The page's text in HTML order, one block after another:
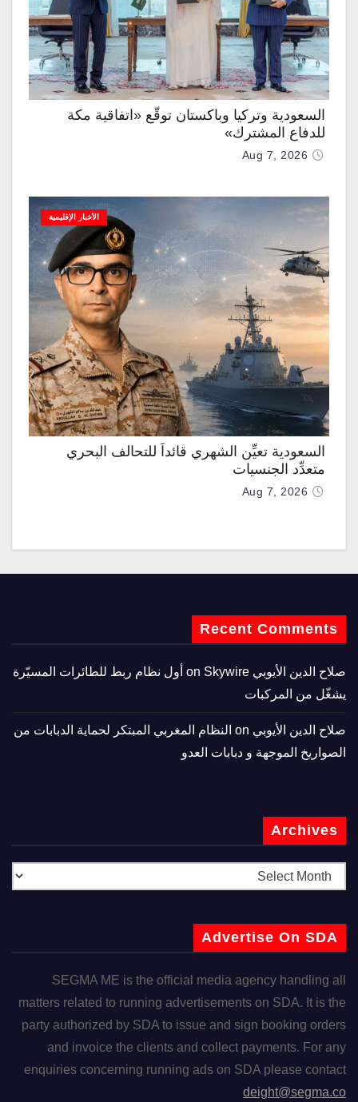
السعودية وتركيا وباكستان توقّع «اتفاقية مكة
للدفاع المشترك»
Aug 7, 2026
الأخبار الإقليمية
السعودية تعيِّن الشهري قائداً للتحالف البحري
متعدِّد الجنسيات
Aug 7, 2026
Recent Comments
صلاح الدين الأيوبي
Skywire أول نظام ربط للطائرات المسيّرة
يشغّل من المركبات
صلاح الدين الأيوبي
النظام المغربي المبتكر لحماية الدبابات من
الصواريخ الموجهة و دبابات العدو
Archives
Advertise On SDA
SEGMA ME is the official media agency handling all
matters related to running advertisements on SDA. It is the
party authorized by SDA to issue and sign booking orders
and invoice the clients and collect payments. For any
enquiries concerning running ads on SDA please contact
deight@segma.co